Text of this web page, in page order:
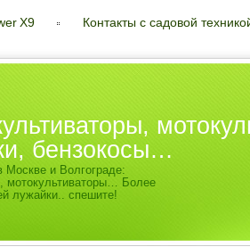
X9 Контакты с садовой
бензокосы…
Москве и Волгограде:
мотокультиваторы… Более
лужайки.. спешите!